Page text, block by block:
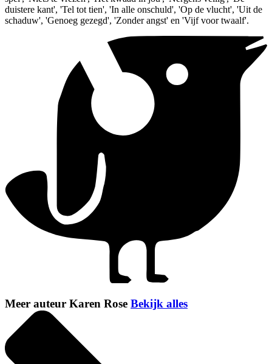
duistere kant', 'Tel tot tien', 'In alle onschuld', 'Op de vlucht', 'Uit de
schaduw', 'Genoeg gezegd', 'Zonder angst' en 'Vijf voor twaalf'.
Meer auteur Karen Rose Bekijk alles